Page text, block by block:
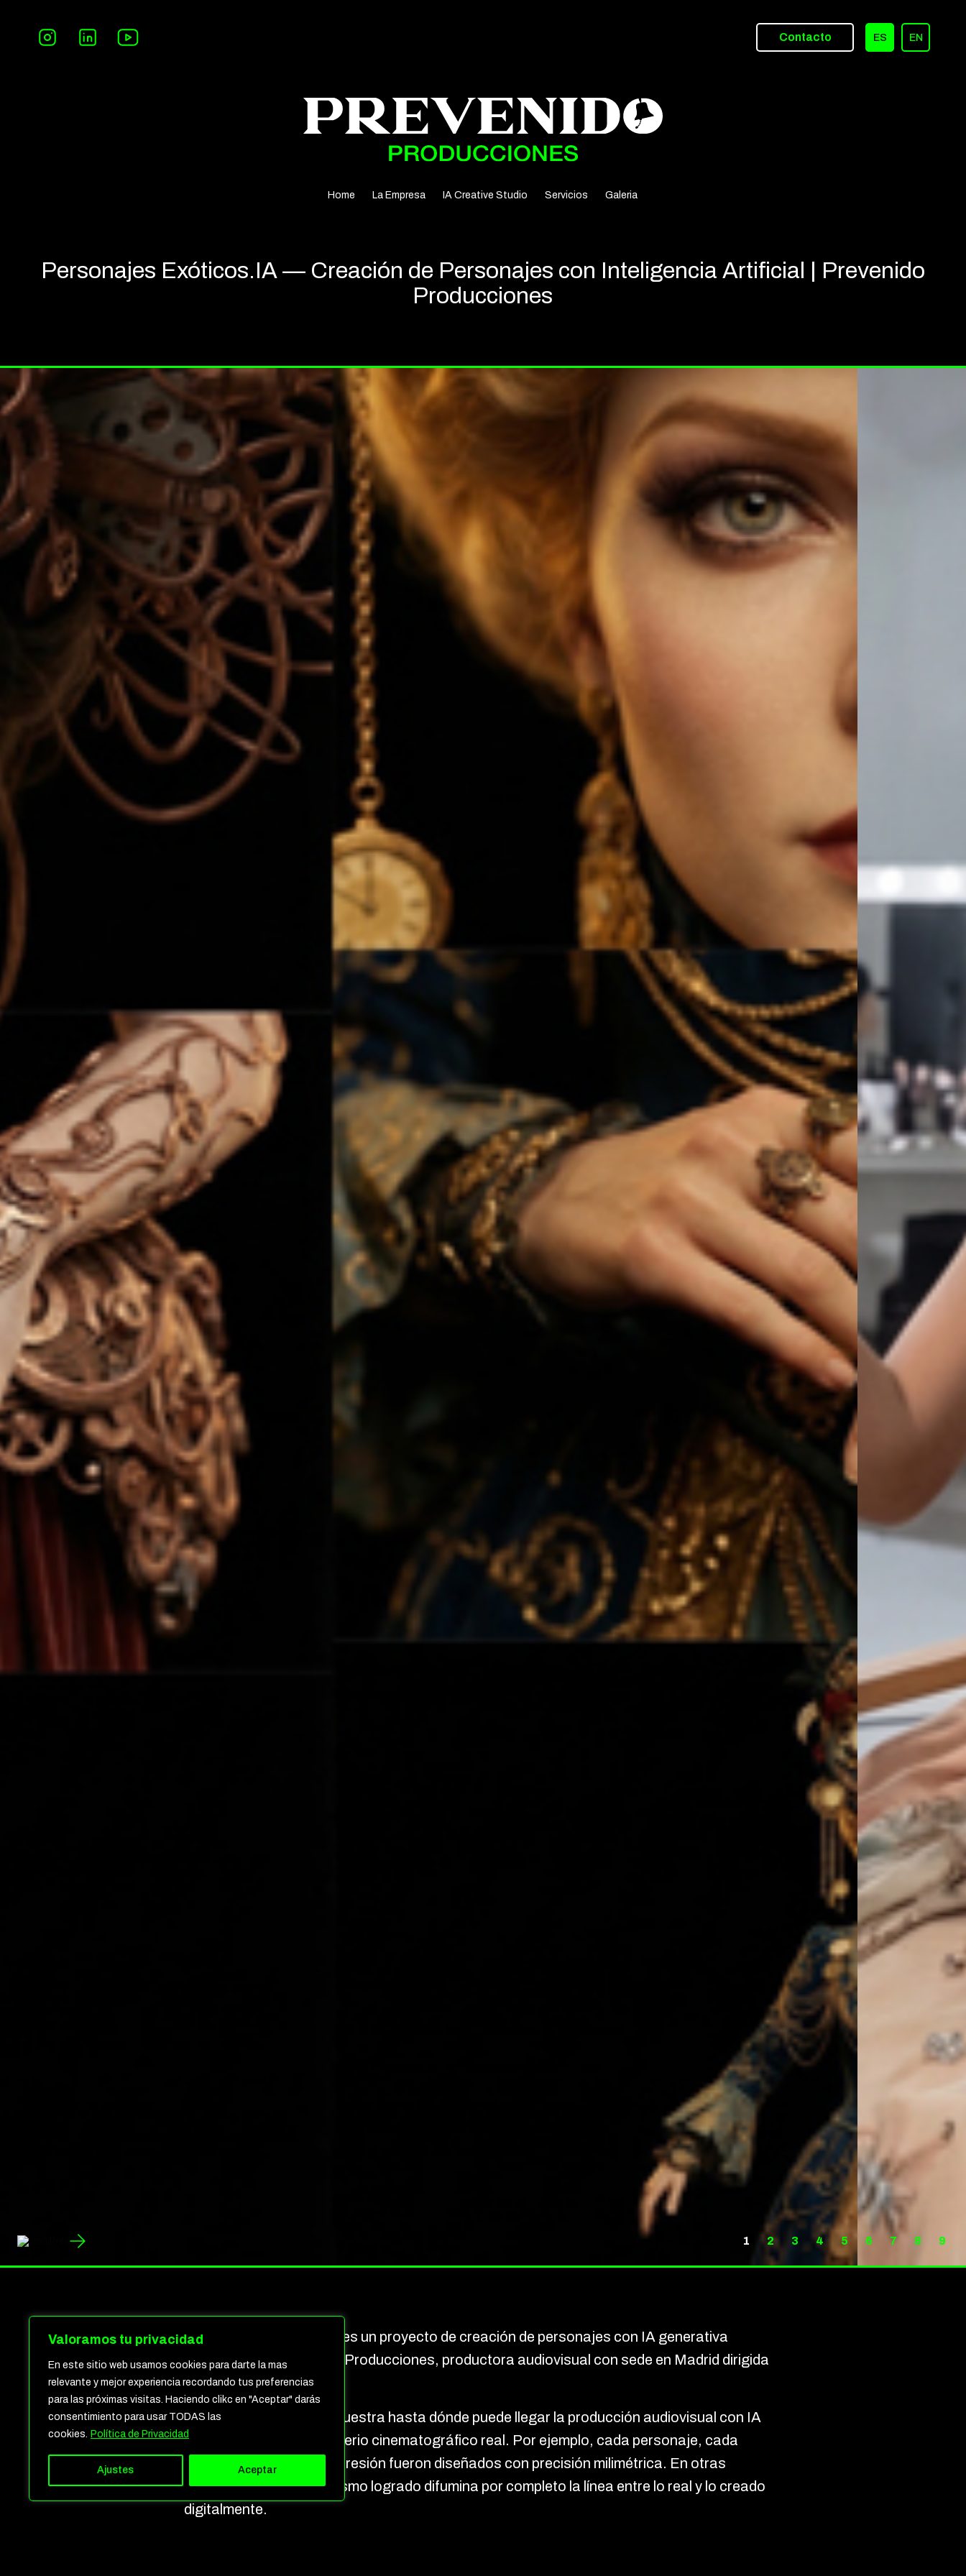
Valoramos tu privacidad
En este sitio web usamos cookies para darte la mas
relevante y mejor experiencia recordando tus preferencias
para las próximas visitas. Haciendo clikc en "Aceptar" darás
consentimiento para usar TODAS las
cookies. Política de Privacidad
Ajustes Aceptar
Contacto ES EN
Home La Empresa IA Creative Studio Servicios Galeria
Personajes Exóticos.IA — Creación de Personajes con Inteligencia Artificial | Prevenido
Producciones
1 2 3 4 5 6 7 8 9
Personajes Exóticos.IA es un proyecto de creación de personajes con IA generativa
producido por Prevenido Producciones, productora audiovisual con sede en Madrid dirigida
por Christian Valente.
Además, esta pieza demuestra hasta dónde puede llegar la producción audiovisual con IA
cuando se aplica con criterio cinematográfico real. Por ejemplo, cada personaje, cada
entorno y cada micro expresión fueron diseñados con precisión milimétrica. En otras
palabras, el nivel de realismo logrado difumina por completo la línea entre lo real y lo creado
digitalmente.